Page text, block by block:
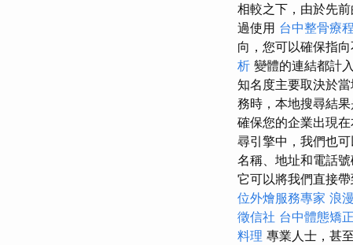
相較之下，由於先
過使用 台中整骨療
向，您可以確保指
析 變體的連結都計
知名度主要取決於
務時，本地搜尋結果
確保您的企業出現
尋引擎中，我們也
名稱、地址和電話
它可以將我們直接
位外燴服務專家 浪
徵信社 台中體態矯
料理 專業人士，甚